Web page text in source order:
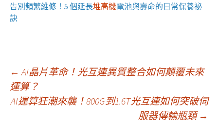
告別頻繁維修！5 個延長堆高機電池與壽命的日常保養祕
訣
文
章
← AI晶片革命！光互連異質整合如何顛覆未來
運算？
AI運算狂潮來襲！800G到1.6T光互連如何突破伺
服器傳輸瓶頸 →